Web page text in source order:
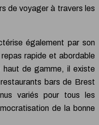
de voyager à travers les
également par son
repas rapide et abordable
haut de gamme, il existe
bars de Brest
variés pour tous les
de la bonne